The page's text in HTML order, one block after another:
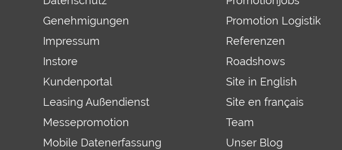
Genehmigungen
Impressum
Instore
Kundenportal
Leasing Außendienst
Messepromotion
Mobile Datenerfassung
Promotion Logistik
Referenzen
Roadshows
Site in English
Site en français
Team
Unser Blog